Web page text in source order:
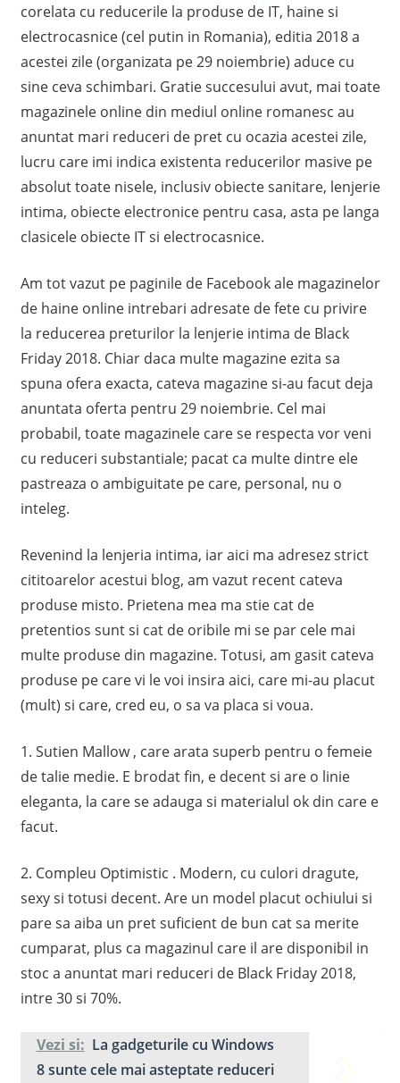
corelata cu reducerile la produse de IT, haine si
electrocasnice (cel putin in Romania), editia 2018 a
acestei zile (organizata pe 29 noiembrie) aduce cu
sine ceva schimbari. Gratie succesului avut, mai toate
magazinele online din mediul online romanesc au
anuntat mari reduceri de pret cu ocazia acestei zile,
lucru care imi indica existenta reducerilor masive pe
absolut toate nisele, inclusiv obiecte sanitare, lenjerie
intima, obiecte electronice pentru casa, asta pe langa
clasicele obiecte IT si electrocasnice.
Am tot vazut pe paginile de Facebook ale magazinelor
de haine online intrebari adresate de fete cu privire
la reducerea preturilor la lenjerie intima de Black
Friday 2018. Chiar daca multe magazine ezita sa
spuna ofera exacta, cateva magazine si-au facut deja
anuntata oferta pentru 29 noiembrie. Cel mai
probabil, toate magazinele care se respecta vor veni
cu reduceri substantiale; pacat ca multe dintre ele
pastreaza o ambiguitate pe care, personal, nu o
inteleg.
Revenind la lenjeria intima, iar aici ma adresez strict
cititoarelor acestui blog, am vazut recent cateva
produse misto. Prietena mea ma stie cat de
pretentios sunt si cat de oribile mi se par cele mai
multe produse din magazine. Totusi, am gasit cateva
produse pe care vi le voi insira aici, care mi-au placut
(mult) si care, cred eu, o sa va placa si voua.
1. Sutien Mallow , care arata superb pentru o femeie
de talie medie. E brodat fin, e decent si are o linie
eleganta, la care se adauga si materialul ok din care e
facut.
2. Compleu Optimistic . Modern, cu culori dragute,
sexy si totusi decent. Are un model placut ochiului si
pare sa aiba un pret suficient de bun cat sa merite
cumparat, plus ca magazinul care il are disponibil in
stoc a anuntat mari reduceri de Black Friday 2018,
intre 30 si 70%.
Vezi si: La gadgeturile cu Windows
8 sunte cele mai asteptate reduceri